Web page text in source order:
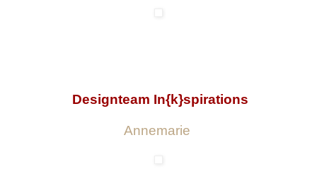
Designteam In{k}spirations
Annemarie